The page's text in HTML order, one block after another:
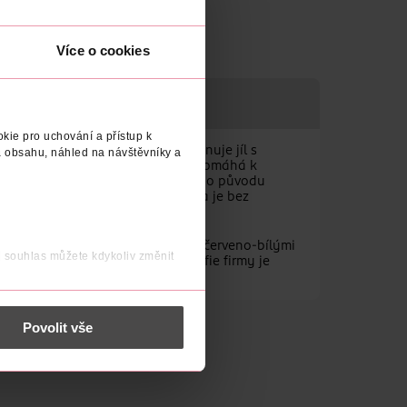
Více o cookies
pro uchování a přístup k
náhled na návštěvníky a
souhlas můžete kdykoliv změnit
osobní údaje.
Povolit vše
na přírodní bázi kombinuje jíl s
technologie White Now pomáhá k
z 96% ingrediencí přírodního původu
obsahuje recyklovaný plast ** a je bez
víčka.
trh vůbec první zubní pastu s červeno-bílými
Základním principem filosofie firmy je
pasty pro ženy a muže.